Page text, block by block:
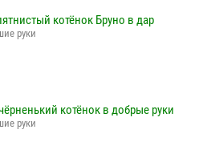
котёнок Бруно в дар
руки
котёнок в добрые руки
руки